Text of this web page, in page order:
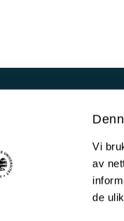
Vi
av
de
ved UiT
beredskap og